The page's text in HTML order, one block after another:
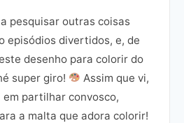
pesquisar outras coisas
episódios divertidos, e, de
desenho para colorir do
super giro!
Assim que vi,
partilhar convosco,
a malta que adora colorir!